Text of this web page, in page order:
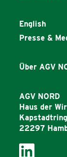
English
Presse &
Über AGV
AGV NORD
Haus der
22297